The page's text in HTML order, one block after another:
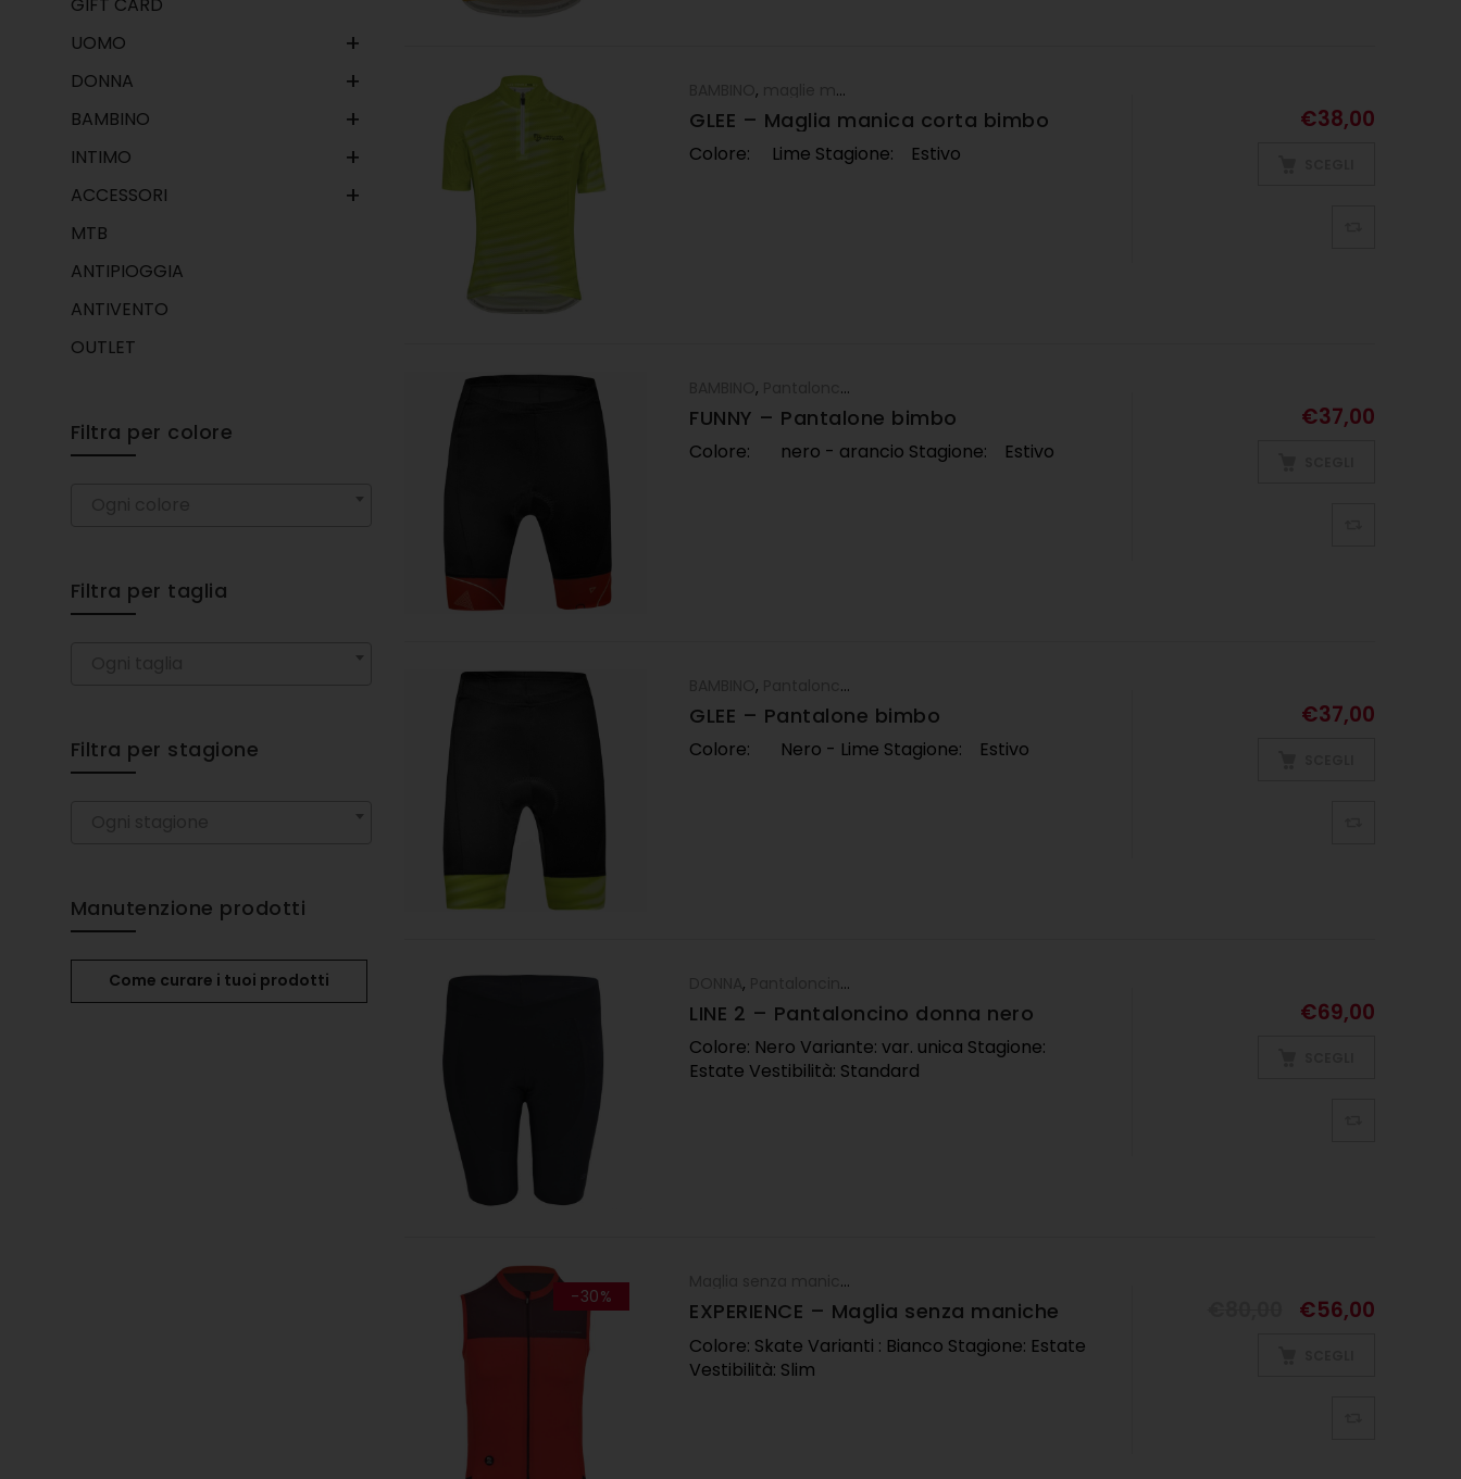
BAMBINO,
GLEE – Maglia manica corta bimbo
Colore: Lime Stagione: Estivo
€38,00
BAMBINO,
FUNNY – Pantalone bimbo
Colore: nero - arancio Stagione: Estivo
€37,00
BAMBINO,
GLEE – Pantalone bimbo
Colore: Nero - Lime Stagione: Estivo
€37,00
DONNA, ,
LINE 2 – Pantaloncino donna nero
Colore: Nero Variante: var. unica Stagione:
Estate Vestibilità: Standard
€69,00
-30%
Maglia senza maniche
EXPERIENCE – Maglia senza maniche
skate
Colore: Skate Varianti : Bianco Stagione: Estate
Vestibilità: Slim
€56,00
+
UOMO
+
DONNA
+
BAMBINO
+
INTIMO
+
ACCESSORI
MTB
ANTIPIOGGIA
ANTIVENTO
OUTLET
Filtra per colore
Filtra per taglia
Filtra per stagione
Manutenzione prodotti
Come curare i tuoi prodotti